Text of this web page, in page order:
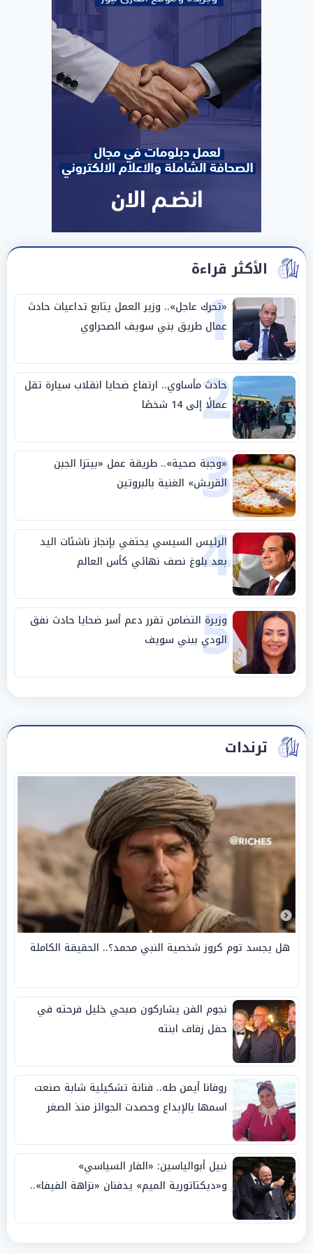
الأكثر قراءة
1
«تحرك عاجل».. وزير العمل يتابع تداعيات حادث
عمال طريق بني سويف الصحراوي
2
حادث مأساوي.. ارتفاع ضحايا انقلاب سيارة تقل
عمالًا إلى 14 شخصًا
3
«وجبة صحية».. طريقة عمل «بيتزا الجبن
القريش» الغنية بالبروتين
4
الرئيس السيسي يحتفي بإنجاز ناشئات اليد
بعد بلوغ نصف نهائي كأس العالم
5
وزيرة التضامن تقرر دعم أسر ضحايا حادث نفق
الودي ببني سويف
ترندات
هل يجسد توم كروز شخصية النبي محمد؟.. الحقيقة الكاملة
نجوم الفن يشاركون صبحي خليل فرحته في
حفل زفاف ابنته
روفانا أيمن طه.. فنانة تشكيلية شابة صنعت
اسمها بالإبداع وحصدت الجوائز منذ الصغر
نبيل أبوالياسين: «الفار السياسي»
و«ديكتاتورية الميم» يدفنان «نزاهة الفيفا»..